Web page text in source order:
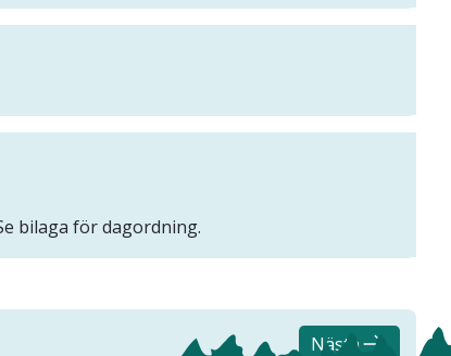
bilaga för dagordning.
Nästa